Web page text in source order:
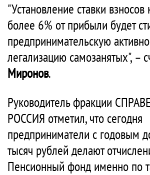
"Установление ставки
более 6% от прибыли будет
предпринимательскую
легализацию самозанятых", –
Миронов.
Руководитель фракции
РОССИЯ отметил, что сегодня
предприниматели с годовым
тысяч рублей делают
Пенсионный фонд именно по